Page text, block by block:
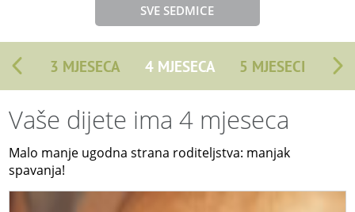
SVE SEDMICE
3 MJESECA 4 MJESECA 5 MJESECI
Vaše dijete ima 4 mjeseca
Malo manje ugodna strana roditeljstva: manjak
spavanja!